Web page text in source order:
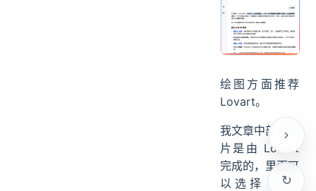
绘图方面推荐
Lovart。
我文章中部分图
片是由 Lovart
完成的，里面可
以选择 Nano